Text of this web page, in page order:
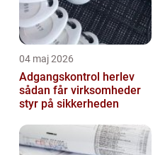
04 maj 2026
Adgangskontrol herlev
sådan får virksomheder
styr på sikkerheden